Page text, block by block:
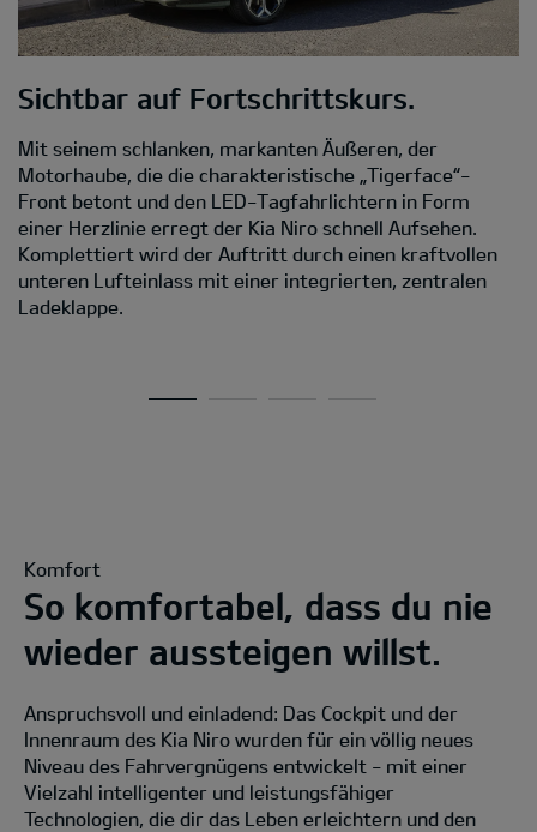
Sichtbar auf Fortschrittskurs.
Mit seinem schlanken, markanten Äußeren, der
Motorhaube, die die charakteristische „Tigerface“-
Front betont und den LED-Tagfahrlichtern in Form
einer Herzlinie erregt der Kia Niro schnell Aufsehen.
Komplettiert wird der Auftritt durch einen kraftvollen
unteren Lufteinlass mit einer integrierten, zentralen
Ladeklappe.
Komfort
So komfortabel, dass du nie
wieder aussteigen willst.
Anspruchsvoll und einladend: Das Cockpit und der
Innenraum des Kia Niro wurden für ein völlig neues
Niveau des Fahrvergnügens entwickelt - mit einer
Vielzahl intelligenter und leistungsfähiger
Technologien, die dir das Leben erleichtern und den